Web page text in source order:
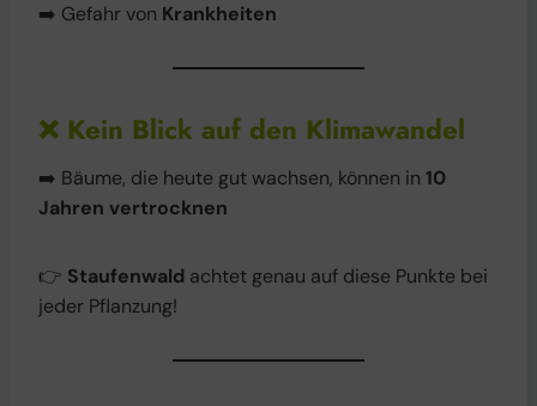
➡️ Gefahr von Krankheiten
❌ Kein Blick auf den Klimawandel
➡️ Bäume, die heute gut wachsen, können in 10
Jahren vertrocknen
👉 Staufenwald achtet genau auf diese Punkte bei
jeder Pflanzung!